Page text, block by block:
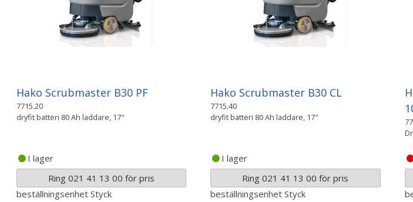
Hako Scrubmaster B30 PF
7715.20
dryfit batteri 80 Ah laddare, 17"
I lager
Ring 021 41 13 00 för pris
beställningsenhet Styck
Hako Scrubmaster B30 CL
7715.40
dryfit batteri 80 Ah laddare, 17"
I lager
Ring 021 41 13 00 för pris
beställningsenhet Styck